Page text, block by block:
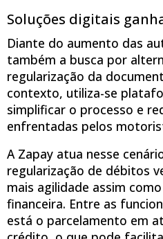
Soluções digitais
Diante do aumento das
também a busca por
regularização da
contexto, utiliza-se
simplificar o processo e
enfrentadas pelos
A Zapay atua nesse
regularização de débitos
mais agilidade assim
financeira. Entre as
está o parcelamento em